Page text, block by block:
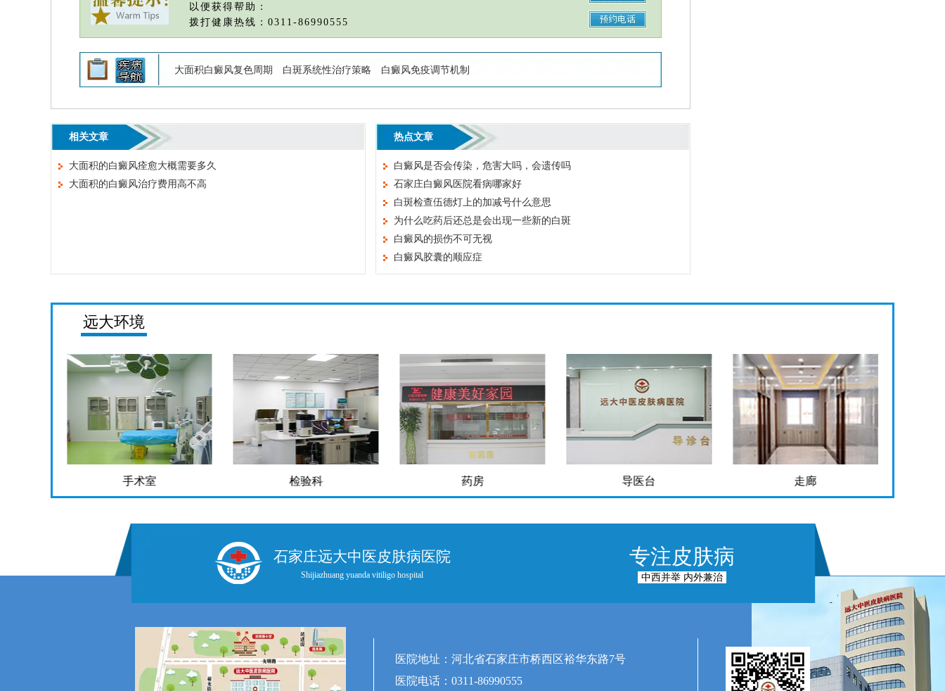
以便获得帮助：
拨打健康热线：0311-86990555
大面积白癜风复色周期 白斑系统性治疗策略 白癜风免疫调节机制
相关文章
大面积的白癜风痊愈大概需要多久
大面积的白癜风治疗费用高不高
热点文章
白癜风是否会传染，危害大吗，会遗传吗
石家庄白癜风医院看病哪家好
白斑检查伍德灯上的加减号什么意思
为什么吃药后还总是会出现一些新的白斑
白癜风的损伤不可无视
白癜风胶囊的顺应症
远大环境
手术室 检验科 药房 导医台 走廊
石家庄远大中医皮肤病医院
Shijiazhuang yuanda vitiligo hospital
专注皮肤病
中西并举 内外兼治
医院地址：河北省石家庄市桥西区裕华东路7号
医院电话：0311-86990555